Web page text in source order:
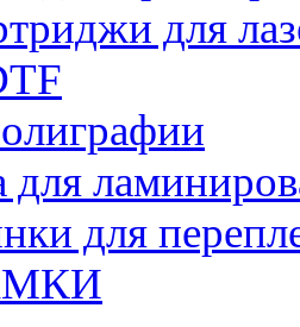
для
для
для